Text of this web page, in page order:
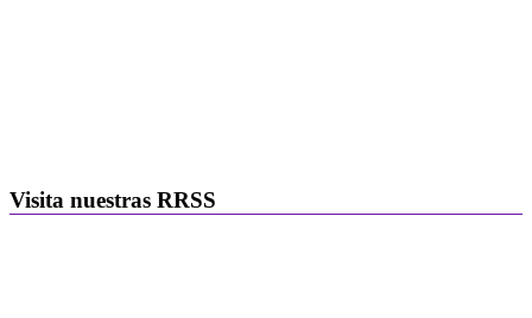
Visita nuestras RRSS